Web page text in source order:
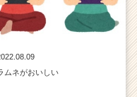
ムネがおいしい